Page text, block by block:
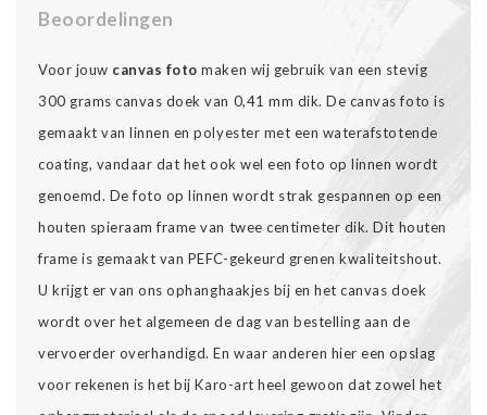
Beoordelingen
Voor jouw canvas foto maken wij gebruik van een stevig
300 grams canvas doek van 0,41 mm dik. De canvas foto is
gemaakt van linnen en polyester met een waterafstotende
coating, vandaar dat het ook wel een foto op linnen wordt
genoemd. De foto op linnen wordt strak gespannen op een
houten spieraam frame van twee centimeter dik. Dit houten
frame is gemaakt van PEFC-gekeurd grenen kwaliteitshout.
U krijgt er van ons ophanghaakjes bij en het canvas doek
wordt over het algemeen de dag van bestelling aan de
vervoerder overhandigd. En waar anderen hier een opslag
voor rekenen is het bij Karo-art heel gewoon dat zowel het